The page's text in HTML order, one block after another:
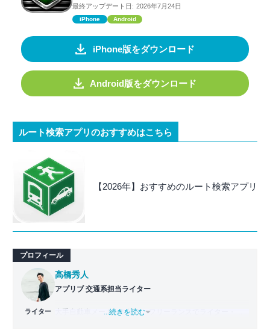
最終アップデート日: 2026年7月24日
iPhone Android
iPhone版をダウンロード
Android版をダウンロード
ルート検索アプリのおすすめはこちら
【2026年】おすすめのルート検索アプリ
プロフィール
ライター
高橋秀人
アプリブ 交通系担当ライター
大手自動車メーカーを経て、フリーランスでライター・編
...続きを読む